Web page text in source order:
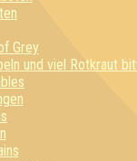
Grey
und viel Rotkraut